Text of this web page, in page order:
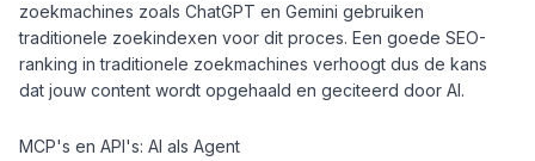
zoekmachines zoals ChatGPT en Gemini gebruiken
traditionele zoekindexen voor dit proces. Een goede SEO-
ranking in traditionele zoekmachines verhoogt dus de kans
dat jouw content wordt opgehaald en geciteerd door AI.
MCP's en API's: AI als Agent